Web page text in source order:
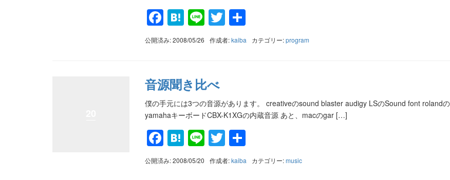
Facebook
Hatena
LineTwitter
有
公開済み: 2008/05/26 作成者:kaiba カテゴリー:program
音源聞き比べ
僕の手元には3つの音源があります。 creativeのsound blaster audigy LSのSound font roland
yamahaキーボードCBX-K1XGの内蔵音源 あと、macのgar […]
Facebook
Hatena
LineTwitter
有
公開済み: 2008/05/20 作成者:kaiba カテゴリー:music